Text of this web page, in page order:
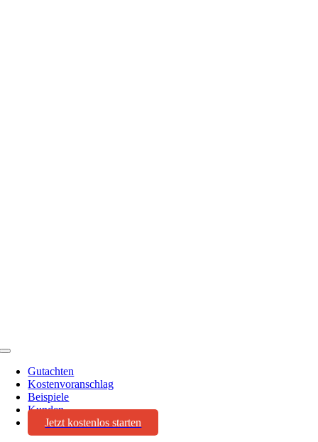
Toggle
NavigationGutachten
Kostenvoranschlag
Beispiele
Kunden
Jetzt kostenlos starten